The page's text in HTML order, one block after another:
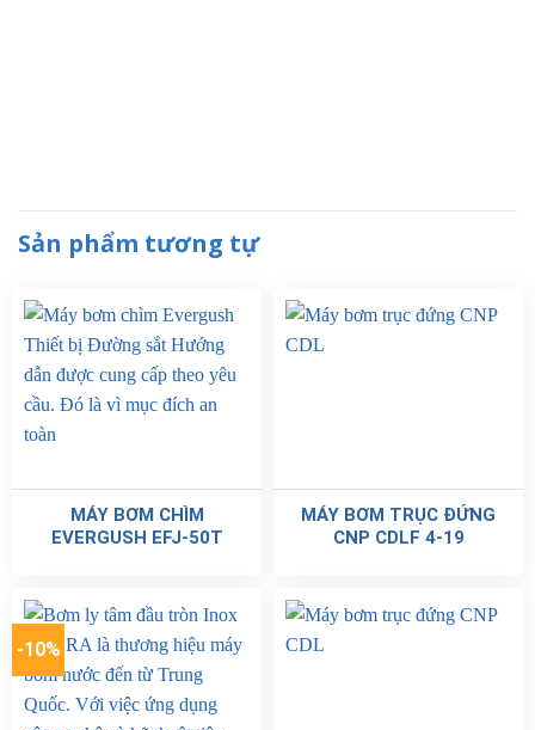
Sản phẩm tương tự
MÁY BƠM CHÌM
EVERGUSH EFJ-50T
MÁY BƠM TRỤC ĐỨNG
CNP CDLF 4-19
-10%